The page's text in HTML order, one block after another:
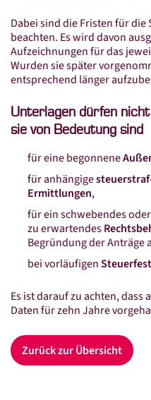
News
Sonder­rund­schreiben
E-Rechnung
Veranstaltungen
Karriere
Impressum
Datenschutz
Kontakt
Dabei sind die Fristen für die
beachten. Es wird davon
Aufzeichnungen für das
Wurden sie später
entsprechend länger
Unterlagen dürfen
sie von Bedeutung sind
für eine begonnene
für anhängige
Ermittlungen,
für ein schwebendes
zu erwartendes
Begründung der Anträge
bei vorläufigen
Es ist darauf zu achten,
Daten für zehn Jahre
Zurück zur Übersicht